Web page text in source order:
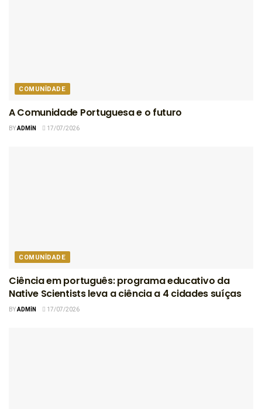
COMUNIDADE
A Comunidade Portuguesa e o futuro
BYADMIN 17/07/2026
COMUNIDADE
Ciência em português: programa educativo da
Native Scientists leva a ciência a 4 cidades suíças
BYADMIN 17/07/2026